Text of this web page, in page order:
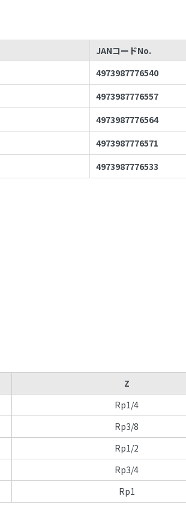
JANコードNo.
4973987776540
4973987776557
4973987776564
4973987776571
4973987776533
Z
Rp1/4
Rp3/8
Rp1/2
Rp3/4
Rp1